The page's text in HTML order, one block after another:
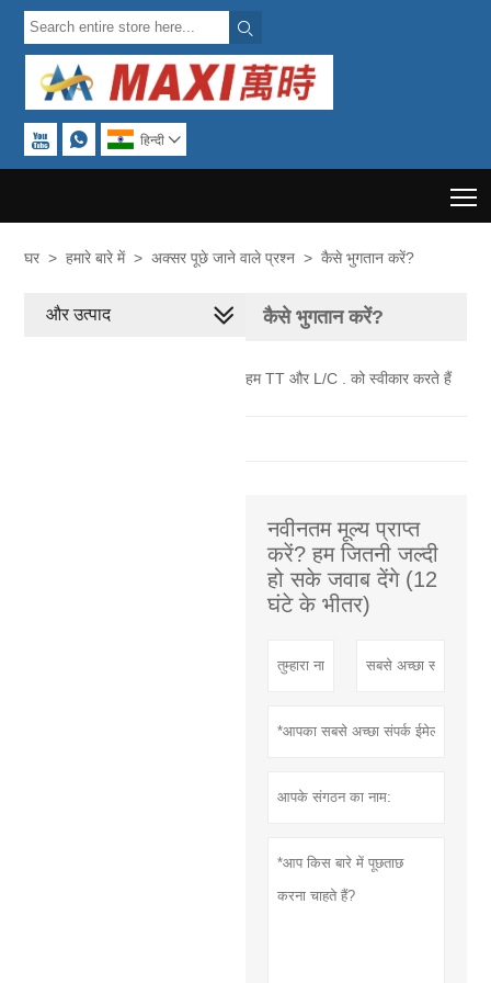

  हिन्दी 
घर > हमारे बारे में > अक्सर पूछे जाने वाले प्रश्न > कैसे भुगतान करें?
कैसे भुगतान करें?
हम TT और L/C . को स्वीकार करते हैं
नवीनतम मूल्य प्राप्त
करें? हम जितनी जल्दी
हो सके जवाब देंगे (12
घंटे के भीतर)
और उत्पाद